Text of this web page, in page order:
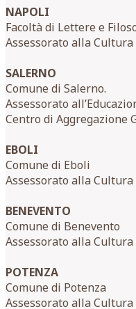
NAPOLI
Facoltà di Lettere e
Assessorato alla
SALERNO
Comune di Salerno.
Assessorato
Centro di Aggregazione
EBOLI
Comune di Eboli
Assessorato alla
BENEVENTO
Comune di Benevento
Assessorato alla Cultura
POTENZA
Comune di Potenza
Assessorato alla Cultura